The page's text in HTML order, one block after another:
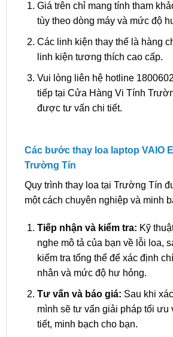
Giá trên chỉ mang tính tham
tùy theo dòng máy và mức độ
Các linh kiện thay thế là hàng
linh kiện tương thích cao cấp.
Vui lòng liên hệ hotline
tiếp tại Cửa Hàng Vi Tính
được tư vấn chi tiết.
Các bước thay loa laptop VAIO
Trường Tín
Quy trình thay loa tại Trường Tín
một cách chuyên nghiệp và minh
Tiếp nhận và kiểm tra: Kỹ
nghe mô tả của bạn về lỗi loa,
kiểm tra tổng thể để xác định
nhân và mức độ hư hỏng.
Tư vấn và báo giá: Sau khi
mình sẽ tư vấn giải pháp tối ưu
tiết, minh bạch cho bạn.